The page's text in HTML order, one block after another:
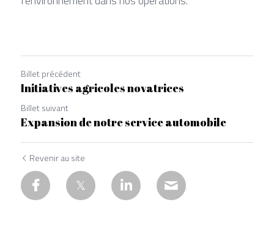
Billet précédent
Initiatives agricoles novatrices
Billet suivant
Expansion de notre service automobile
Revenir au site